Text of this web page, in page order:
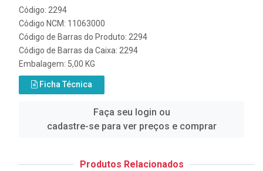
Código: 2294
Código NCM: 11063000
Código de Barras do Produto: 2294
Código de Barras da Caixa: 2294
Embalagem: 5,00 KG
Ficha Técnica
Faça seu login ou
cadastre-se para ver preços e comprar
Produtos Relacionados